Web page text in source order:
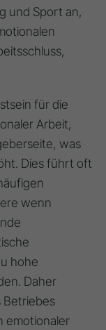
und Sport an,
für die
Arbeit,
was
Dies führt oft
wenn
hohe
Daher
Betriebes
emotionaler